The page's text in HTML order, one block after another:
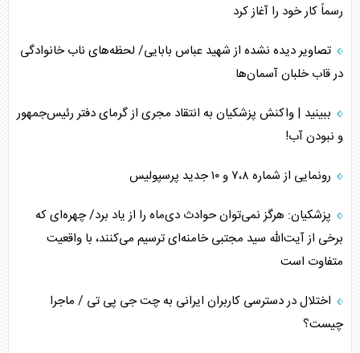
رسماً کار خود را آغاز کرد
تصاویر دیده نشده از شهید عباس بابایی/ لحظه‌های ناب خانوادگی
در قاب خلبان آسمان‌ها
ببینید | واکنش پزشکیان به انتقاد مجری از گرمای دفتر رئیس‌جمهور
و نبودن آب!
رونمایی از شماره ۷،۸ و ۱۰ جدید پرسپولیس
پزشکیان: هرگز نمی‌توان حوادث دی‌ماه را از یاد برد/ چهره‌ای که
برخی از آیت‌الله سید مجتبی خامنه‌ای ترسیم می‌کنند، با واقعیت
متفاوت است
اختلال در دسترسی کاربران ایرانی به چت جی پی تی / ماجرا
چیست؟